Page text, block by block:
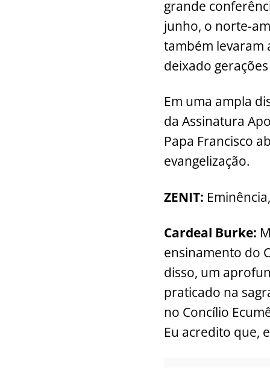
k
grande
junho, o norte-
também levaram
deixado
Em uma ampla
da Assinatura
Papa Francisco
evangelização.
ZENIT:
Cardeal Burke:
ensinamento do
disso, um
praticado na
no Concílio
Eu acredito que,